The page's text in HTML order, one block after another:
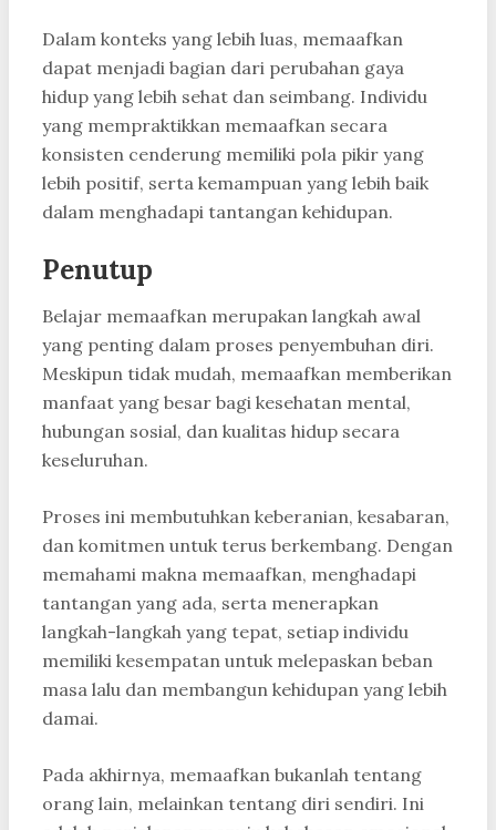
Dalam konteks yang lebih luas, memaafkan
dapat menjadi bagian dari perubahan gaya
hidup yang lebih sehat dan seimbang. Individu
yang mempraktikkan memaafkan secara
konsisten cenderung memiliki pola pikir yang
lebih positif, serta kemampuan yang lebih baik
dalam menghadapi tantangan kehidupan.
Penutup
Belajar memaafkan merupakan langkah awal
yang penting dalam proses penyembuhan diri.
Meskipun tidak mudah, memaafkan memberikan
manfaat yang besar bagi kesehatan mental,
hubungan sosial, dan kualitas hidup secara
keseluruhan.
Proses ini membutuhkan keberanian, kesabaran,
dan komitmen untuk terus berkembang. Dengan
memahami makna memaafkan, menghadapi
tantangan yang ada, serta menerapkan
langkah-langkah yang tepat, setiap individu
memiliki kesempatan untuk melepaskan beban
masa lalu dan membangun kehidupan yang lebih
damai.
Pada akhirnya, memaafkan bukanlah tentang
orang lain, melainkan tentang diri sendiri. Ini